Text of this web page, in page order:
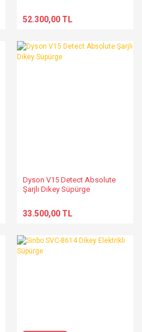
52.300,00 TL
Dyson V15 Detect Absolute
Şarjlı Dikey Süpürge
33.500,00 TL